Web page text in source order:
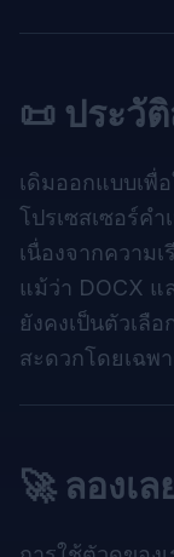
📜 ประวั
เดิมออกแบบเพื่
โปรเซสเซอร์คำ
เนื่องจากความ
แม้ว่า DOCX แ
ยังคงเป็นตัวเลื
สะดวกโดยเฉพ
🚀 ลองเ